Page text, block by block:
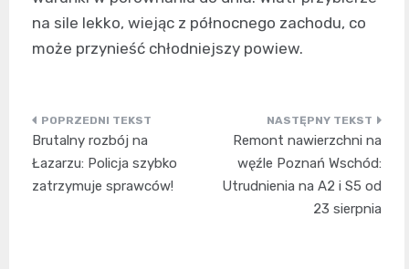
na sile lekko, wiejąc z północnego zachodu, co
może przynieść chłodniejszy powiew.
Nawigacja
wpisu
Brutalny rozbój na
Łazarzu: Policja szybko
zatrzymuje sprawców!
Remont nawierzchni na
węźle Poznań Wschód:
Utrudnienia na A2 i S5 od
23 sierpnia